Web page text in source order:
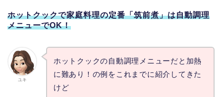
ホットクックで家庭料理の定番「筑前煮」は自動調理
メニューでOK！
ユキ
ホットクックの自動調理メニューだと加熱
に難あり！の例をこれまでに紹介してきた
けど